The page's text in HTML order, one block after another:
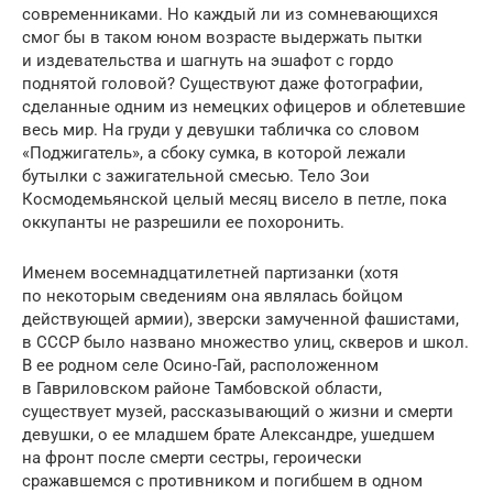
современниками. Но каждый ли из сомневающихся
смог бы в таком юном возрасте выдержать пытки
и издевательства и шагнуть на эшафот с гордо
поднятой головой? Существуют даже фотографии,
сделанные одним из немецких офицеров и облетевшие
весь мир. На груди у девушки табличка со словом
«Поджигатель», а сбоку сумка, в которой лежали
бутылки с зажигательной смесью. Тело Зои
Космодемьянской целый месяц висело в петле, пока
оккупанты не разрешили ее похоронить.
Именем восемнадцатилетней партизанки (хотя
по некоторым сведениям она являлась бойцом
действующей армии), зверски замученной фашистами,
в СССР было названо множество улиц, скверов и школ.
В ее родном селе Осино-Гай, расположенном
в Гавриловском районе Тамбовской области,
существует музей, рассказывающий о жизни и смерти
девушки, о ее младшем брате Александре, ушедшем
на фронт после смерти сестры, героически
сражавшемся с противником и погибшем в одном